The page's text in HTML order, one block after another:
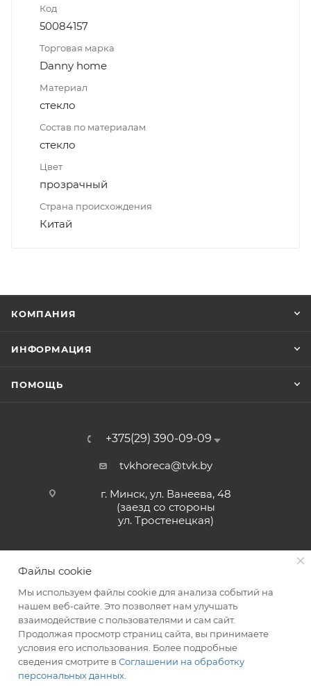
Код
50084157
Торговая марка
Danny home
Материал
стекло
Состав по материалам
стекло
Цвет
прозрачный
Страна происхождения
Китай
КОМПАНИЯ
ИНФОРМАЦИЯ
ПОМОЩЬ
+375(29) 390-09-09
tvkhoreca@tvk.by
г. Минск, ул. Ванеева, 48
(заезд со стороны
ул. Тростенецкая)
2026 © ЗАО «ТВК»
Файлы cookie
Мы используем файлы cookie для анализа событий на
нашем веб-сайте. Это позволяет нам улучшать
взаимодействие с пользователями и сам сайт.
Продолжая просмотр страниц сайта, вы принимаете
условия его использования. Более подробные
сведения смотрите в Соглашении на обработку
персональных данных